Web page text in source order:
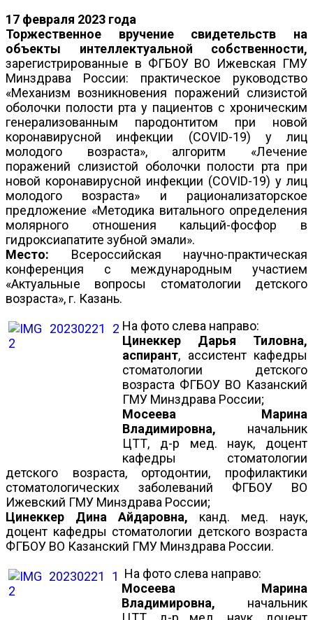
17 февраля 2023 года
Торжественное вручение свидетельств на
объекты интеллектуальной собственности,
зарегистрированные в ФГБОУ ВО Ижевская ГМУ
Минздрава России: практическое руководство
«Механизм возникновения поражений слизистой
оболочки полости рта у пациентов с хроническим
генерализованным пародонтитом при новой
коронавирусной инфекции (COVID-19) у лиц
молодого возраста», алгоритм «Лечение
поражений слизистой оболочки полости рта при
новой коронавирусной инфекции (COVID-19) у лиц
молодого возраста» и рационализаторское
предложение «Методика витального определения
молярного отношения кальций-фосфор в
гидроксиапатите зубной эмали».
Место: Всероссийская научно-практическая
конференция с международным участием
«Актуальные вопросы стоматологии детского
возраста», г. Казань.
На фото слева направо:
Цинеккер Дарья Тиловна,
аспирант, ассистент кафедры
стоматологии детского
возраста ФГБОУ ВО Казанский
ГМУ Минздрава России;
Мосеева Марина
Владимировна, начальник
ЦТТ, д-р мед. наук, доцент
кафедры стоматологии
детского возраста, ортодонтии, профилактики
стоматологических заболеваний ФГБОУ ВО
Ижевский ГМУ Минздрава России;
Цинеккер Дина Айдаровна, канд. мед. наук,
доцент кафедры стоматологии детского возраста
ФГБОУ ВО Казанский ГМУ Минздрава России.
На фото слева направо:
Мосеева Марина
Владимировна, начальник